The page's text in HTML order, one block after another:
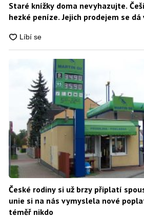
Staré knížky doma nevyhazujte.
hezké peníze. Jejich prodejem se
České rodiny si už brzy připlatí
unie si na nás vymyslela nové
téměř nikdo